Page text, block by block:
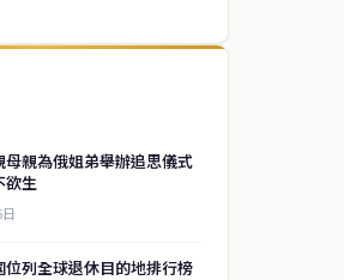
母親為俄姐弟舉辦追思儀式
欲生
位列全球退休目的地排行榜